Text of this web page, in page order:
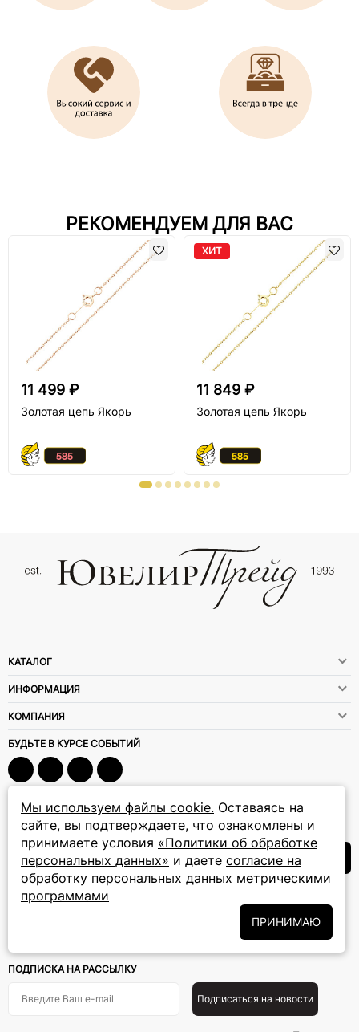
РЕКОМЕНДУЕМ ДЛЯ ВАС
11 499 ₽
Золотая цепь Якорь
ХИТ
11 849 ₽
Золотая цепь Якорь
Мы используем файлы cookie. Оставаясь на
сайте, вы подтверждаете, что ознакомлены и
принимаете условия «Политики об обработке
персональных данных» и даете согласие на
обработку персональных данных метрическими
программами
ПРИНИМАЮ
КАТАЛОГ
ИНФОРМАЦИЯ
КОМПАНИЯ
БУДЬТЕ В КУРСЕ СОБЫТИЙ
info@uvelirtrade.ru
г. Москва ,ул. Флотская, д. 5А
ПЕРЕЗВОНИТЕ МНЕ
8 (800) 777-72-69
ПОДПИСКА НА РАССЫЛКУ
Подписаться на новости